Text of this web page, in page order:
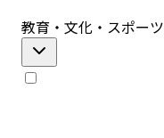
教育・文化・スポーツ